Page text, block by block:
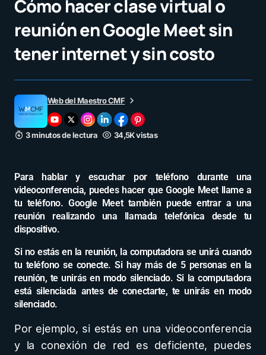
Cómo hacer clase virtual o
reunión en Google Meet sin
tener internet y sin costo
Web del Maestro CMF
3 minutos de lectura 34,5K vistas
Para hablar y escuchar por teléfono durante una
videoconferencia, puedes hacer que Google Meet llame a
tu teléfono. Google Meet también puede entrar a una
reunión realizando una llamada telefónica desde tu
dispositivo.
Si no estás en la reunión, la computadora se unirá cuando
tu teléfono se conecte. Si hay más de 5 personas en la
reunión, te unirás en modo silenciado. Si la computadora
está silenciada antes de conectarte, te unirás en modo
silenciado.
Por ejemplo, si estás en una videoconferencia
y la conexión de red es deficiente, puedes